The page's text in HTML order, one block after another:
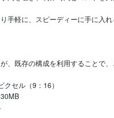
手軽に、スピーディーに手に入れ
、既存の構成を利用することで、
クセル（9：16）